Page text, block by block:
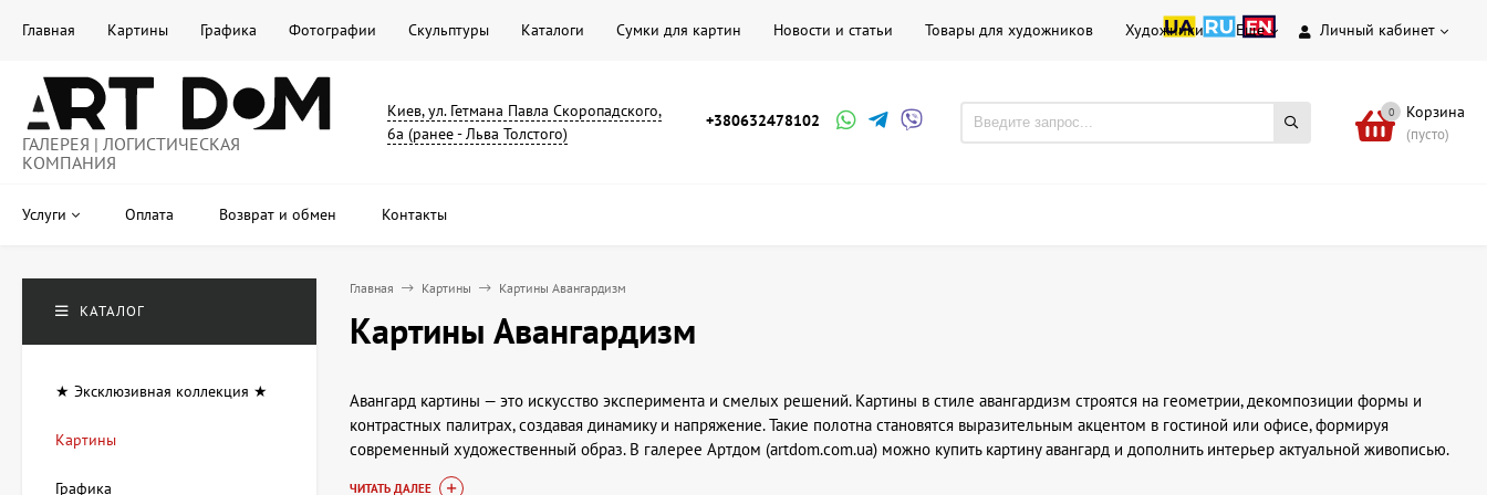
Личный кабинет
Главная Картины Графика Фотографии Скульптуры Каталоги Сумки для картин Новости и статьи Товары для художников Художники Еще
ГАЛЕРЕЯ | ЛОГИСТИЧЕСКАЯ
КОМПАНИЯ
Киев, ул. Гетмана Павла Скоропадского,
6а (ранее - Льва Толстого)
+380632478102 0 Корзина
(пусто)
Услуги Оплата Возврат и обмен Контакты
Главная Картины Картины Авангардизм
Картины Авангардизм
Авангард картины — это искусство эксперимента и смелых решений. Картины в стиле авангардизм строятся на геометрии, декомпозиции формы и
контрастных палитрах, создавая динамику и напряжение. Такие полотна становятся выразительным акцентом в гостиной или офисе, формируя
современный художественный образ. В галерее Артдом (artdom.com.ua) можно купить картину авангард и дополнить интерьер актуальной живописью.
ЧИТАТЬ ДАЛЕЕ
КАТАЛОГ
★ Эксклюзивная коллекция ★
Картины
Графика